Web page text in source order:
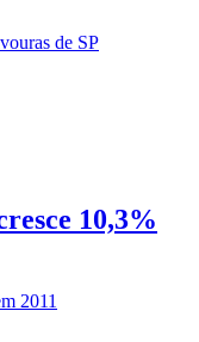
de SP
10,3%
2011